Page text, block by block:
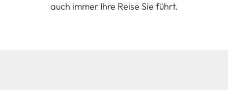
auch immer Ihre Reise Sie führt.